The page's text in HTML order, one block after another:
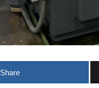
Share